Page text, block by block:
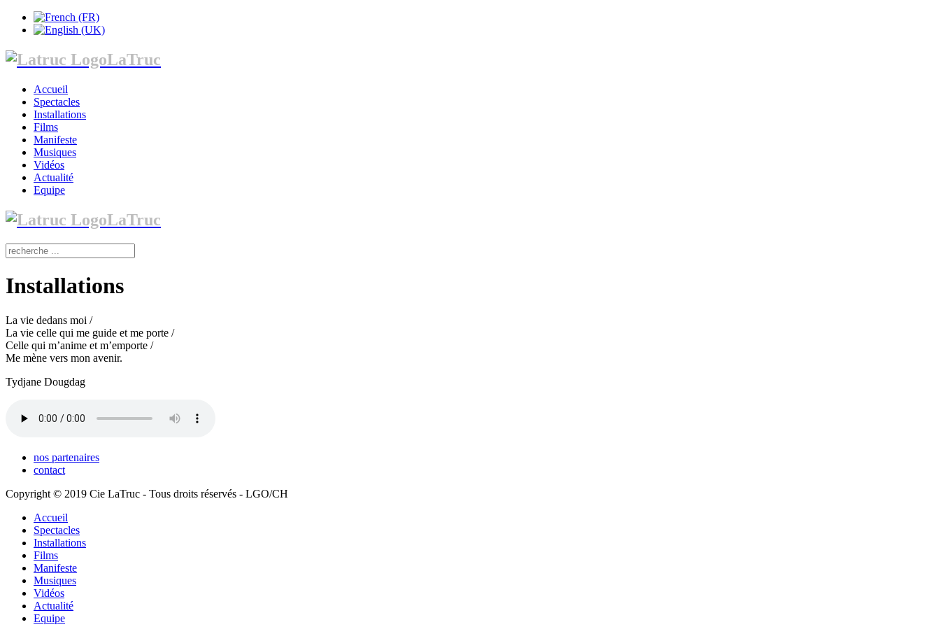
LaTruc
Accueil
Spectacles
Installations
Films
Manifeste
Musiques
Vidéos
Actualité
Equipe
LaTruc
Installations
La vie dedans moi /
La vie celle qui me guide et me porte /
Celle qui m’anime et m’emporte /
Me mène vers mon avenir.
Tydjane Dougdag
nos partenaires
contact
Copyright © 2019 Cie LaTruc - Tous droits réservés - LGO/CH
Accueil
Spectacles
Installations
Films
Manifeste
Musiques
Vidéos
Actualité
Equipe